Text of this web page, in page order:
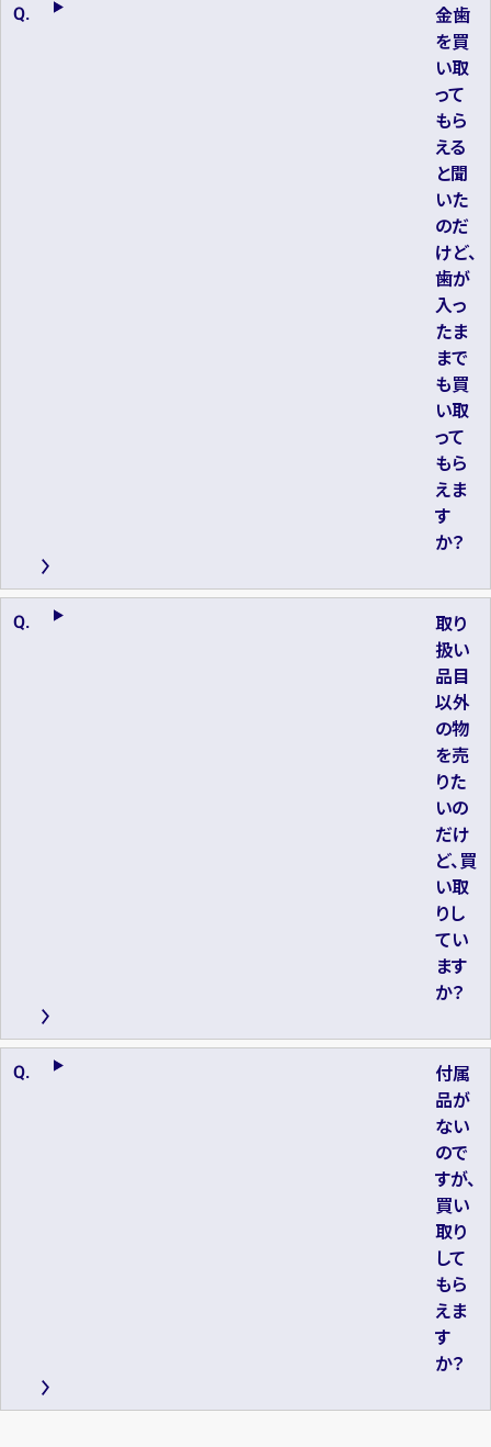
金歯
を買
い取
って
もら
える
と聞
いた
のだ
けど、
歯が
入っ
たま
まで
も買
い取
って
もら
えま
す
か？
取り
扱い
品目
以外
の物
を売
りた
いの
だけ
ど、買
い取
りし
てい
ます
か？
付属
品が
ない
ので
すが、
買い
取り
して
もら
えま
す
か？